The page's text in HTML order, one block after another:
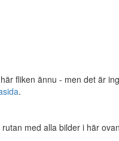
fliken ännu - men det är
.
med alla bilder i här